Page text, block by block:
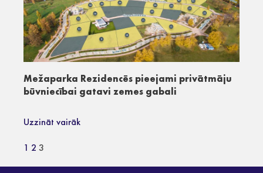
Mežaparka Rezidencēs pieejami privātmāju
būvniecībai gatavi zemes gabali
Uzzināt vairāk
1 2 3